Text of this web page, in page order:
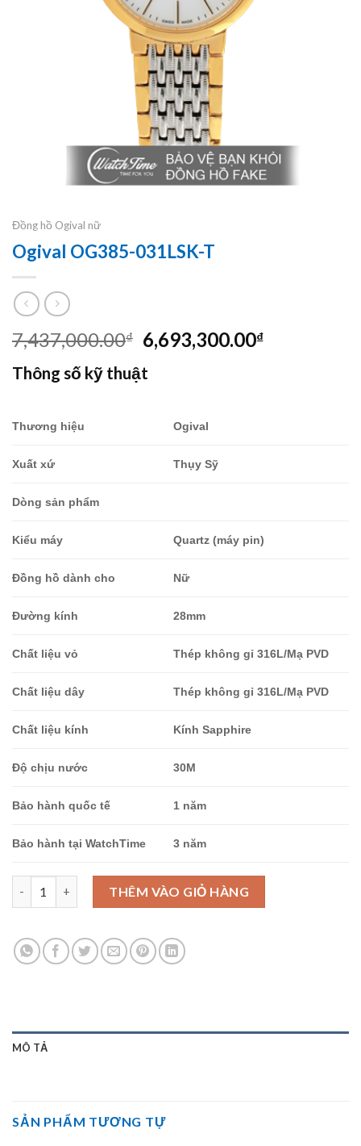
Đồng hồ Ogival nữ
Ogival OG385-031LSK-T
7,437,000.00₫ Giá
gốc
là:
6,693,300.00₫Giá
Thông số kỹ thuật
Thương hiệu Ogival
Xuất xứ Thụy Sỹ
Dòng sản phẩm
Kiểu máy Quartz (máy pin)
Đồng hồ dành cho Nữ
Đường kính 28mm
Chất liệu vỏ Thép không gỉ 316L/Mạ PVD
Chất liệu dây Thép không gỉ 316L/Mạ PVD
Chất liệu kính KínhSapphire
Độ chịu nước 30M
Bảo hành quốc tế 1 năm
Bảo hành tại WatchTime 3 năm
Ogival OG385-031LSK-T số lượng
THÊM VÀO GIỎ HÀNG
MÔ TẢ
SẢN PHẨM TƯƠNG TỰ